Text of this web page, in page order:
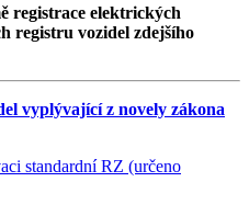
registrace elektrických
registru vozidel zdejšího
vyplývající z novely zákona
standardní RZ (určeno